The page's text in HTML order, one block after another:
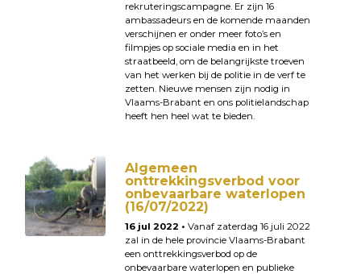
rekruteringscampagne. Er zijn 16
ambassadeurs en de komende maanden
verschijnen er onder meer foto’s en
filmpjes op sociale media en in het
straatbeeld, om de belangrijkste troeven
van het werken bij de politie in de verf te
zetten. Nieuwe mensen zijn nodig in
Vlaams-Brabant en ons politielandschap
heeft hen heel wat te bieden.
Algemeen
onttrekkingsverbod voor
onbevaarbare waterlopen
(16/07/2022)
16 jul 2022 • Vanaf zaterdag 16 juli 2022
zal in de hele provincie Vlaams-Brabant
een onttrekkingsverbod op de
onbevaarbare waterlopen en publieke